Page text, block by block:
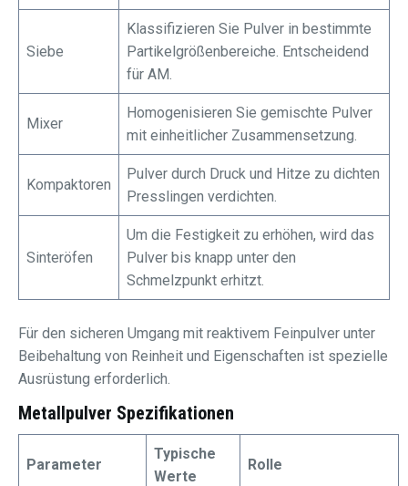
Siebe
Klassifizieren Sie Pulver in bestimmte
Partikelgrößenbereiche. Entscheidend
für AM.
Mixer
Homogenisieren Sie gemischte Pulver
mit einheitlicher Zusammensetzung.
Kompaktoren
Pulver durch Druck und Hitze zu dichten
Presslingen verdichten.
Sinteröfen
Um die Festigkeit zu erhöhen, wird das
Pulver bis knapp unter den
Schmelzpunkt erhitzt.
Für den sicheren Umgang mit reaktivem Feinpulver unter
Beibehaltung von Reinheit und Eigenschaften ist spezielle
Ausrüstung erforderlich.
Metallpulver Spezifikationen
Parameter
Typische
Werte
Rolle